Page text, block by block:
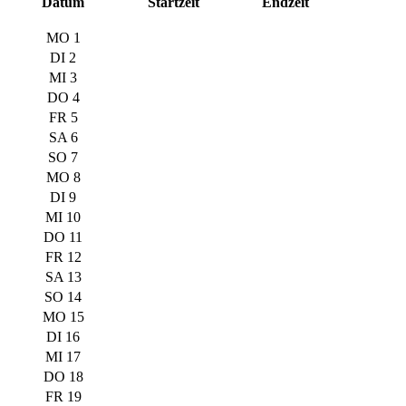
MO 1
DI 2
MI 3
DO 4
FR 5
SA 6
SO 7
MO 8
DI 9
MI 10
DO 11
FR 12
SA 13
SO 14
MO 15
DI 16
MI 17
DO 18
FR 19